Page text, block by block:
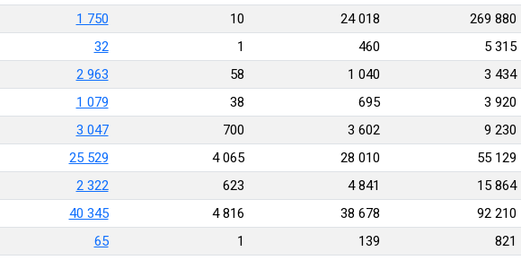
1 750 10 24 018
269 880
32 1 460
5 315
2 963 58 1 040
3 434
1 079 38 695
3 920
3 047 700 3 602
9 230
25 529 4 065 28 010
55 129
2 322 623 4 841
15 864
40 345 4 816 38 678
92 210
65 1 139
821